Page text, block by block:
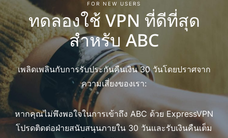
FOR NEW USERS
ทดลองใช้ VPN ที่ดีที่สุด
สำหรับ ABC
เพลิดเพลินกับการรับประกันคืนเงิน 30 วันโดยปราศจาก
ความเสี่ยงของเรา:
หากคุณไม่พึงพอใจในการเข้าถึง ABC ด้วย ExpressVPN
โปรดติดต่อฝ่ายสนับสนุนภายใน 30 วันและรับเงินคืนเต็ม